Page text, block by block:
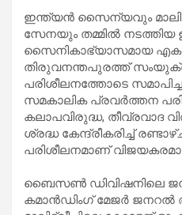
ഇന്ത്യൻ സൈന്യവും
സേനയും തമ്മിൽ നടത്തിയ
സൈനികാഭ്യാസമായ
തിരുവനന്തപുരത്ത്
പരിശീലനത്തോടെ
സമകാലിക പ്രവർത്തന
കലാപവിരുദ്ധ, തീവ്രവാദ
ശ്രദ്ധ കേന്ദ്രീകരിച്ച്
പരിശീലനമാണ്
ബൈസൺ ഡിവിഷനിലെ
കമാൻഡിംഗ് മേജർ ജനറൽ